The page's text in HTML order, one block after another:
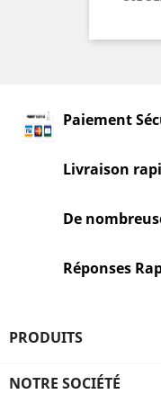
Paiement
Livraison
De
Réponses
PRODUITS
NOTRE SOCIÉTÉ